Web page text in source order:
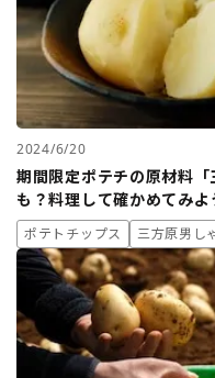
2024/6/20
期間限定ポテチの原材料
も？料理して確かめてみよ
ポテトチップス 三方原男し